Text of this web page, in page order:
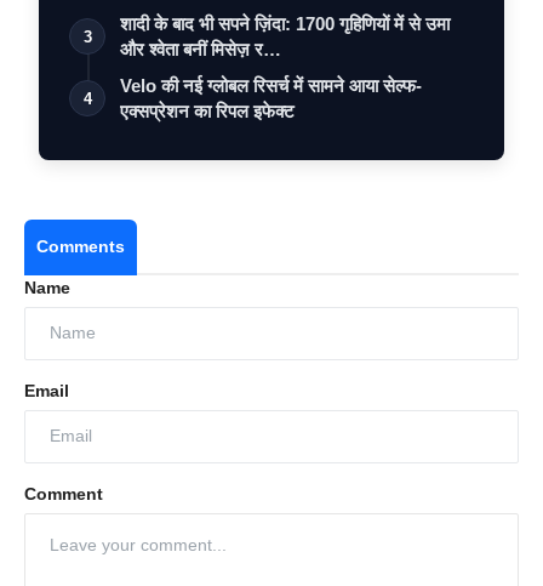
3
शादी के बाद भी सपने ज़िंदा: 1700 गृहिणियों में से उमा
और श्वेता बनीं मिसेज़ र…
4
Velo की नई ग्लोबल रिसर्च में सामने आया सेल्फ-
एक्सप्रेशन का रिपल इफेक्ट
Comments
Name
Email
Comment